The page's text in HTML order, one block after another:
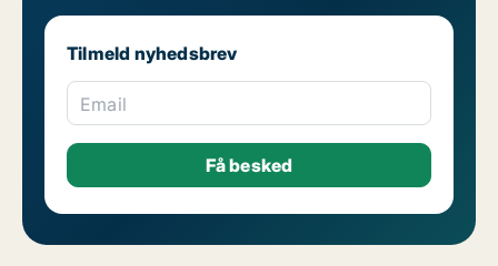
Tilmeld nyhedsbrev
Email